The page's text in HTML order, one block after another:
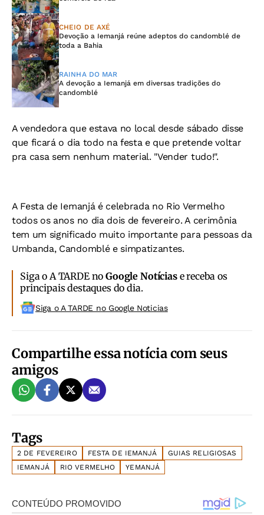
CHEIO DE AXÉ
Devoção a Iemanjá reúne adeptos do candomblé de
toda a Bahia
RAINHA DO MAR
A devoção a Iemanjá em diversas tradições do
candomblé
A vendedora que estava no local desde sábado disse
que ficará o dia todo na festa e que pretende voltar
pra casa sem nenhum material. "Vender tudo!".
A Festa de Iemanjá é celebrada no Rio Vermelho
todos os anos no dia dois de fevereiro. A cerimônia
tem um significado muito importante para pessoas da
Umbanda, Candomblé e simpatizantes.
Siga o A TARDE noGoogle Notíciase receba os
principais destaques do dia.
Siga o A TARDE no Google Noticias
Compartilhe essa notícia com seus
amigos
Tags
2 DE FEVEREIRO FESTA DE IEMANJÁ
GUIAS RELIGIOSAS
IEMANJÁ
RIO VERMELHO YEMANJÁ